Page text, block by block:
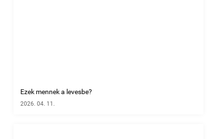
Ezek mennek a levesbe?
2026. 04. 11.